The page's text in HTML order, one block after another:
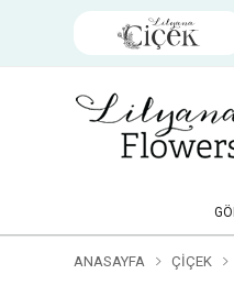
ANASAYFA ÇIÇEK